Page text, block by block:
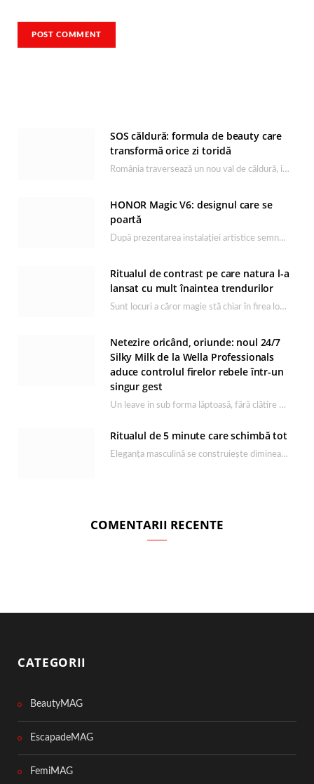
SOS căldură: formula de beauty care
transformă orice zi toridă
România traversează un nou val de căldură, iar rutina de îngrijire capătă un rol esențial…
HONOR Magic V6: designul care se
poartă
După prezentarea instalației artistice semnată de Catrinel Săbăciag în cadrul evenimentului de lansare HONOR Magic…
Ritualul de contrast pe care natura l-a
lansat cu mult înaintea trendurilor
Sunt locuri a căror magie stă chiar în firea lor naturală, iar Lacul Ursu din…
Netezire oricând, oriunde: noul 24/7
Silky Milk de la Wella Professionals
aduce controlul firelor rebele într-un
singur gest
Un leave in sub forma lăptoasă, fără clătire care completează rutina Ultimate Smooth și transformă…
Ritualul de 5 minute care schimbă tot
Eleganța masculină se construiește dimineața, în câteva minute și cu produsele potrivite. O rutină de…
COMENTARII RECENTE
CATEGORII
BeautyMAG
EscapadeMAG
FemiMAG